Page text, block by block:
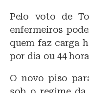
Pelo voto de
enfermeiros
quem faz carga
por dia ou 44
O novo piso